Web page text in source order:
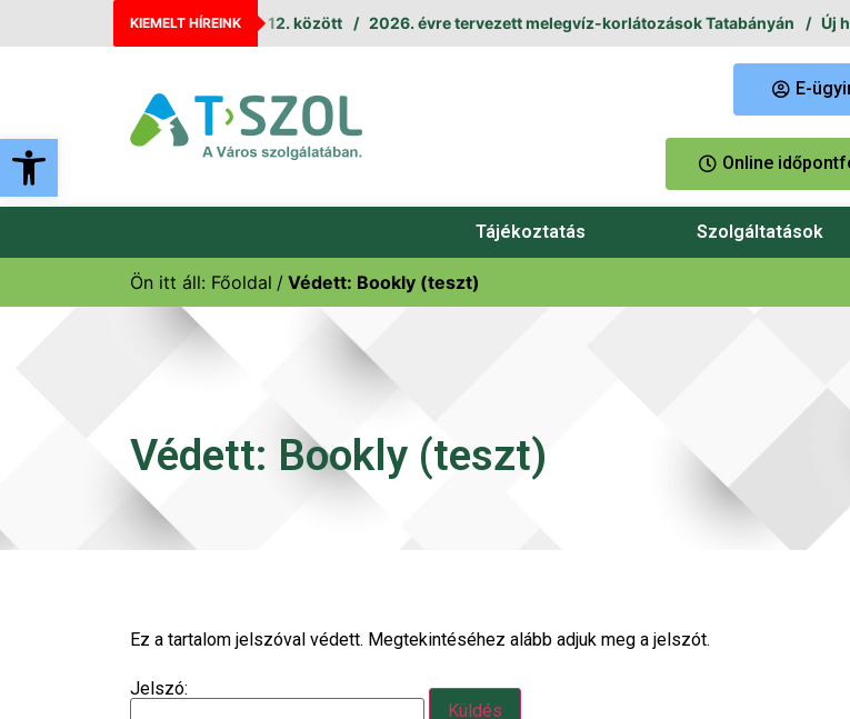
Eszköztár megnyitása
KIEMELT HÍREINK
leállás augusztus 11. és 12. között 2026. évre tervezett melegvíz-korlátozások Tatabányán Új
E-
Online
Tájékoztatás Szolgáltatások
Ön itt áll: Főoldal Védett: Bookly (teszt)
Védett: Bookly (teszt)
Ez a tartalom jelszóval védett. Megtekintéséhez alább adjuk meg a jelszót.
Jelszó: